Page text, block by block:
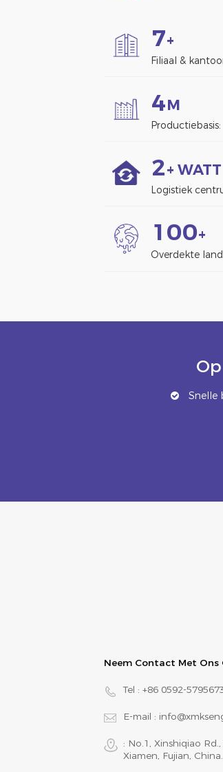
7+
Filiaal &
4M
Productiebasis:
2+ WATT
Logistiek
1 00+
Overdekte
Snelle
Neem Contact Met Ons
Tel : +86 0592-
E-mail :
: No.1, Xinshiqiao Rd.,
Xiamen, Fujian, China.